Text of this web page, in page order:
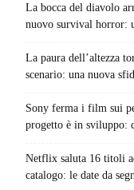
La bocca del diavolo
nuovo survival horror:
La paura dell’altezza
scenario: una nuova
Sony ferma i film sui
progetto è in sviluppo:
Netflix saluta 16 titoli
catalogo: le date da